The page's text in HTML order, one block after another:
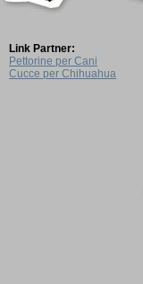
Link Partner:
Pettorine per Cani
Cucce per Chihuahua